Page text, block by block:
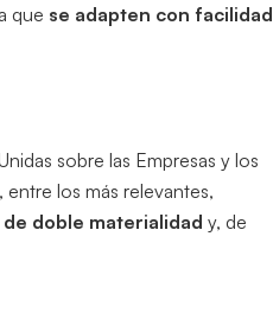
que se adapten con facilidad
sobre las Empresas y los
los más relevantes,
doble materialidad y, de